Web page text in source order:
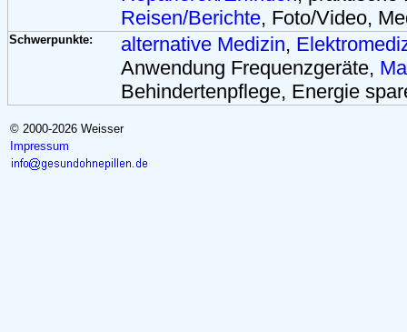
Reisen/Berichte, Foto/Video,
Schwerpunkte: alternative Medizin,
Anwendung Frequenzgeräte,
Behindertenpflege, Energie
© 2000-2026 Weisser
Impressum